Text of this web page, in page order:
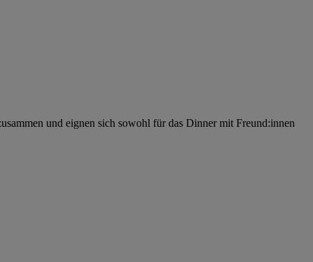
und eignen sich sowohl für das Dinner mit Freund:innen